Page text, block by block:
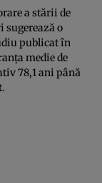
a stării de
sugerează o
publicat în
medie de
78,1 ani până